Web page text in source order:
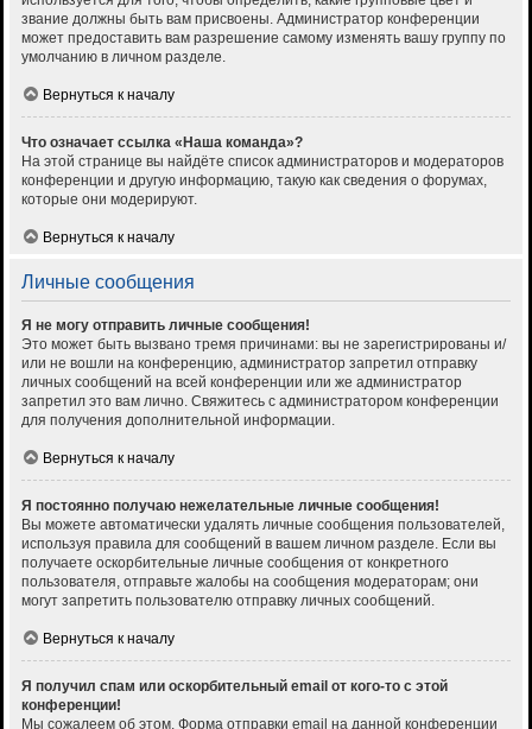
звание должны быть вам присвоены. Администратор конференции
может предоставить вам разрешение самому изменять вашу группу по
умолчанию в личном разделе.
Вернуться к началу
Что означает ссылка «Наша команда»?
На этой странице вы найдёте список администраторов и модераторов
конференции и другую информацию, такую как сведения о форумах,
которые они модерируют.
Вернуться к началу
Личные сообщения
Я не могу отправить личные сообщения!
Это может быть вызвано тремя причинами: вы не зарегистрированы и/
или не вошли на конференцию, администратор запретил отправку
личных сообщений на всей конференции или же администратор
запретил это вам лично. Свяжитесь с администратором конференции
для получения дополнительной информации.
Вернуться к началу
Я постоянно получаю нежелательные личные сообщения!
Вы можете автоматически удалять личные сообщения пользователей,
используя правила для сообщений в вашем личном разделе. Если вы
получаете оскорбительные личные сообщения от конкретного
пользователя, отправьте жалобы на сообщения модераторам; они
могут запретить пользователю отправку личных сообщений.
Вернуться к началу
Я получил спам или оскорбительный email от кого-то с этой
конференции!
Мы сожалеем об этом. Форма отправки email на данной конференции